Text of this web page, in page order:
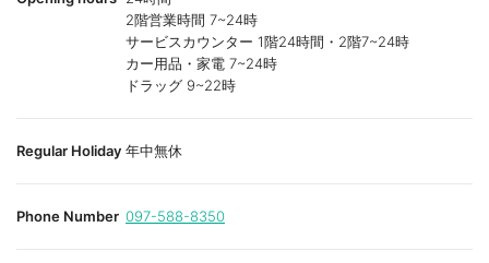
2階営業時間 7~24時
サービスカウンター 1階24時間・2階7~24時
カー用品・家電 7~24時
ドラッグ 9~22時
Regular Holiday 年中無休
Phone Number 097-588-8350